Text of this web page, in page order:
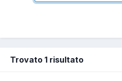
Trovato 1 risultato